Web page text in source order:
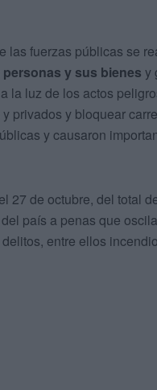
fuerzas públicas se
y sus bienes y
la luz de los actos
privados y bloquear
y causaron
27 de octubre, del total
país a penas que
entre ellos